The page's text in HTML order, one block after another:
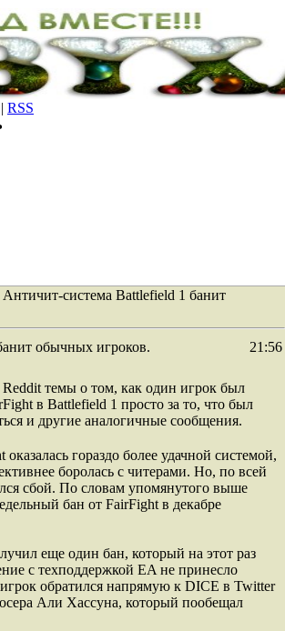
| RSS
Античит-система Battlefield 1 банит
обычных игроков. 21:56
темы о том, как один игрок был
в Battlefield 1 просто за то, что был
и другие аналогичные сообщения.
гораздо более удачной системой,
боролась с читерами. Но, по всей
сбой. По словам упомянутого выше
бан от FairFight в декабре
еще один бан, который на этот раз
с техподдержкой EA не принесло
обратился напрямую к DICE в Twitter
Али Хассуна, который пообещал